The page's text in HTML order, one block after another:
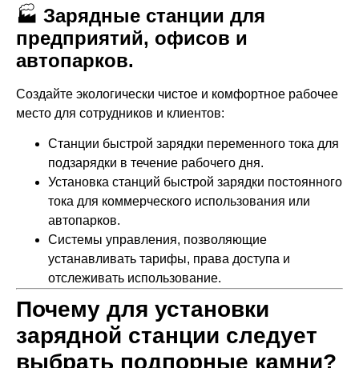
🏭 Зарядные станции для
предприятий, офисов и
автопарков.
Создайте экологически чистое и комфортное рабочее
место для сотрудников и клиентов:
Станции быстрой зарядки переменного тока для
подзарядки в течение рабочего дня.
Установка станций быстрой зарядки постоянного
тока для коммерческого использования или
автопарков.
Системы управления, позволяющие
устанавливать тарифы, права доступа и
отслеживать использование.
Почему для установки
зарядной станции следует
выбрать подпорные камни?